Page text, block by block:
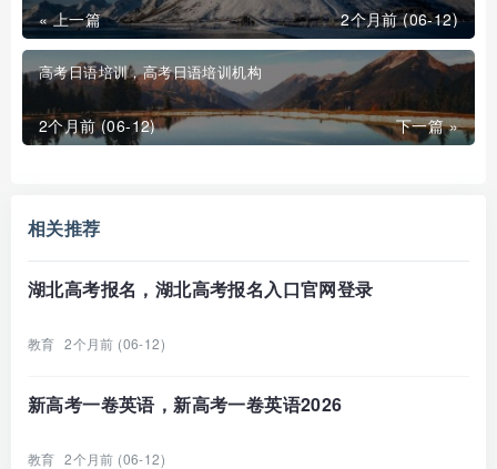
« 上一篇 2个月前 (06-12)
高考日语培训，高考日语培训机构
下一篇 »
2个月前 (06-12)
相关推荐
湖北高考报名，湖北高考报名入口官网登录
教育 2个月前 (06-12)
新高考一卷英语，新高考一卷英语2026
教育 2个月前 (06-12)